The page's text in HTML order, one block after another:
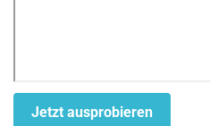
Jetzt ausprobieren